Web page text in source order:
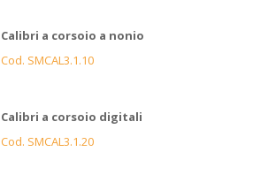
Calibri a corsoio a nonio
Cod. SMCAL3.1.10
Calibri a corsoio digitali
Cod. SMCAL3.1.20